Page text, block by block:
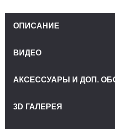
ОПИСАНИЕ
ВИДЕО
АКСЕССУАРЫ И ДОП.
3D ГАЛЕРЕЯ